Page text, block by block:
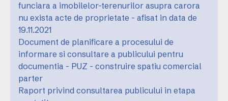
funciara a imobilelor-terenurilor asupra carora
nu exista acte de proprietate - afisat in data de
19.11.2021
Document de planificare a procesului de
informare si consultare a publicului pentru
documentia - PUZ - construire spatiu comercial
parter
Raport privind consultarea publicului in etapa